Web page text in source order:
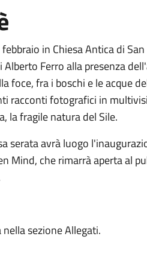
in Chiesa Antica di
Alberto Ferro alla presenza
foce, fra i boschi e le acque
racconti fotografici in
la fragile natura del Sile.
serata avrà luogo
Mind, che rimarrà aperta al
sezione Allegati.